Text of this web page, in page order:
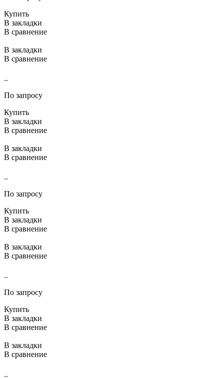
Купить
В закладки
В сравнение
В закладки
В сравнение
..
По запросу
Купить
В закладки
В сравнение
В закладки
В сравнение
..
По запросу
Купить
В закладки
В сравнение
В закладки
В сравнение
..
По запросу
Купить
В закладки
В сравнение
В закладки
В сравнение
..